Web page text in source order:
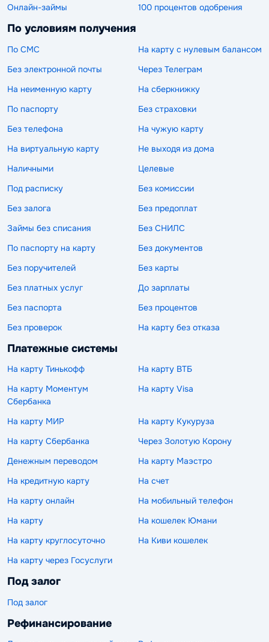
Онлайн-займы
100 процентов одобрения
По условиям получения
По СМС
На карту с нулевым балансом
Без электронной почты
Через Телеграм
На неименную карту
На сберкнижку
По паспорту
Без страховки
Без телефона
На чужую карту
На виртуальную карту
Не выходя из дома
Наличными
Целевые
Под расписку
Без комиссии
Без залога
Без предоплат
Займы без списания
Без СНИЛС
По паспорту на карту
Без документов
Без поручителей
Без карты
Без платных услуг
До зарплаты
Без паспорта
Без процентов
Без проверок
На карту без отказа
Платежные системы
На карту Тинькофф
На карту ВТБ
На карту Моментум
Сбербанка
На карту Visa
На карту МИР
На карту Кукуруза
На карту Сбербанка
Через Золотую Корону
Денежным переводом
На карту Маэстро
На кредитную карту
На счет
На карту онлайн
На мобильный телефон
На карту
На кошелек Юмани
На карту круглосуточно
На Киви кошелек
На карту через Госуслуги
Под залог
Под залог
Рефинансирование